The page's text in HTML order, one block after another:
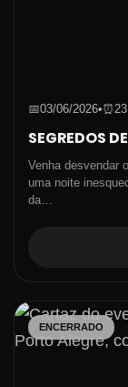
📅03/06/2026•⏰
SEGREDOS
Venha desvendar
uma noite
da…
ENCERRADO